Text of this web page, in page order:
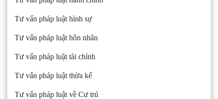
Tư vấn pháp luật hình sự
Tư vấn pháp luật hôn nhân
Tư vấn pháp luật tài chính
Tư vấn pháp luật thừa kế
Tư vấn pháp luật về Cư trú